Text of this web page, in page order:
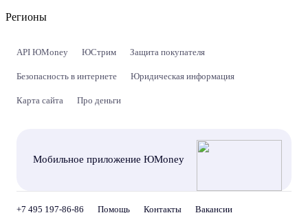
Регионы
API ЮMoney ЮСтрим Защита покупателя
Безопасность в интернете Юридическая информация
Карта сайта Про деньги
Мобильное приложение ЮMoney
+7 495 197-86-86 Помощь Контакты Вакансии